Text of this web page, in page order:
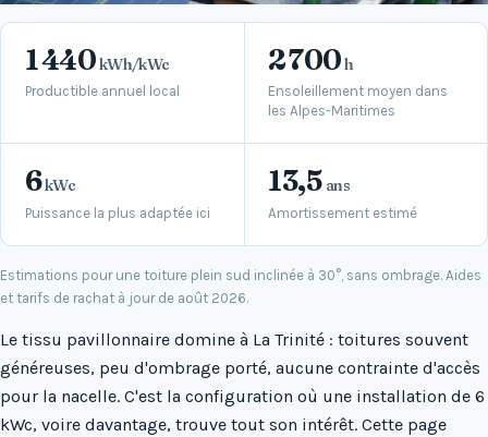
Productible annuel local
1 440kWh/kWc
Ensoleillement moyen dans
les Alpes-Maritimes
2 700h
Puissance la plus adaptée ici
6kWc
Amortissement estimé
13,5 ans
Estimations pour une toiture plein sud inclinée à 30°, sans ombrage. Aides
et tarifs de rachat à jour de août 2026.
Le tissu pavillonnaire domine à La Trinité : toitures souvent
généreuses, peu d'ombrage porté, aucune contrainte d'accès
pour la nacelle. C'est la configuration où une installation de 6
kWc, voire davantage, trouve tout son intérêt. Cette page